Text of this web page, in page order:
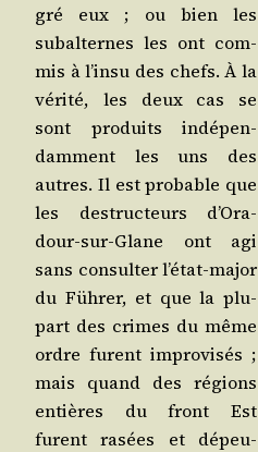
gré eux ; ou bien les
subal­ternes les ont com­
mis à l’in­su des chefs. À la
véri­té, les deux cas se
sont pro­duits indé­pen­
dam­ment les uns des
autres. Il est pro­bable que
les des­truc­teurs d’O­ra­
dour-sur-Glane ont agi
sans consul­ter l’é­tat-major
du Füh­rer, et que la plu­
part des crimes du même
ordre furent impro­vi­sés ;
mais quand des régions
entières du front Est
furent rasées et dépeu­